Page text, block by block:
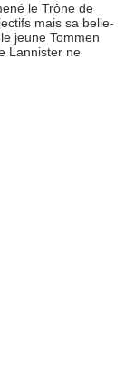
le Trône de
mais sa belle-
jeune Tommen
Lannister ne